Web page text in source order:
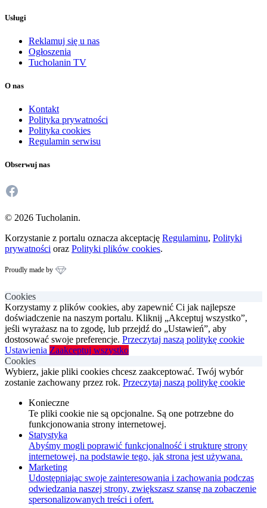
Usługi
Reklamuj się u nas
Ogłoszenia
Tucholanin TV
O nas
Kontakt
Polityka prywatności
Polityka cookies
Regulamin serwisu
Obserwuj nas
Facebook
© 2026 Tucholanin.
Korzystanie z portalu oznacza akceptację Regulaminu, Polityki
prywatności oraz Polityki plików cookies.
Proudly made by
Cookies
Korzystamy z plików cookies, aby zapewnić Ci jak najlepsze
doświadczenie na naszym portalu. Kliknij „Akceptuj wszystko”,
jeśli wyrażasz na to zgodę, lub przejdź do „Ustawień”, aby
dostosować swoje preferencje. Przeczytaj naszą politykę cookie
Ustawienia Zaakceptuj wszystko
Cookies
Wybierz, jakie pliki cookies chcesz zaakceptować. Twój wybór
zostanie zachowany przez rok. Przeczytaj naszą politykę cookie
Konieczne
Te pliki cookie nie są opcjonalne. Są one potrzebne do
funkcjonowania strony internetowej.
Statystyka
Abyśmy mogli poprawić funkcjonalność i strukturę strony
internetowej, na podstawie tego, jak strona jest używana.
Marketing
Udostępniając swoje zainteresowania i zachowania podczas
odwiedzania naszej strony, zwiększasz szansę na zobaczenie
spersonalizowanych treści i ofert.